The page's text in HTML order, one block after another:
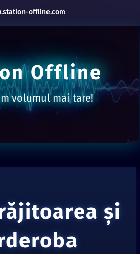
offline.com
Offline
volumul mai tare!
şi